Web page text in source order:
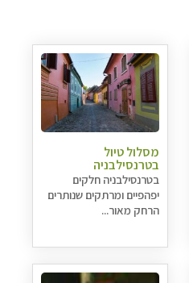
מסלול טיול
בטרנסילבניה
בטרנסילבניה חלקים
יפהפיים ומרתקים שנותרים
הרחק מאור...